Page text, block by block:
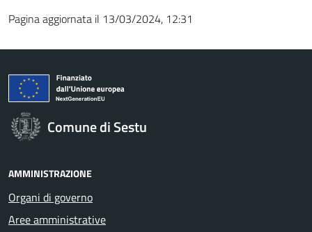
Pagina aggiornata il 13/03/2024, 12:31
Comune di Sestu
AMMINISTRAZIONE
Organi di governo
Aree amministrative